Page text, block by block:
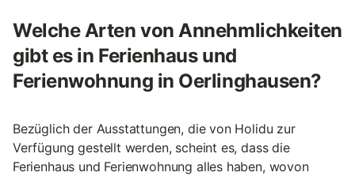
Welche Arten von Annehmlichkeiten
gibt es in Ferienhaus und
Ferienwohnung in Oerlinghausen?
Bezüglich der Ausstattungen, die von Holidu zur
Verfügung gestellt werden, scheint es, dass die
Ferienhaus und Ferienwohnung alles haben, wovon